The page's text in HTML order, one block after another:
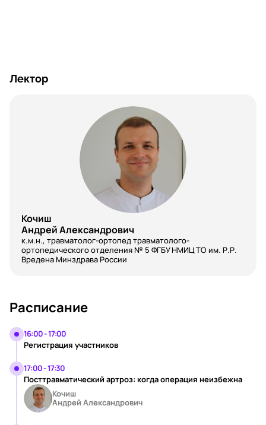
Лектор
Кочиш
Андрей Александрович
к.м.н., травматолог-ортопед травматолого-
ортопедического отделения № 5 ФГБУ НМИЦ ТО им. Р.Р.
Вредена Минздрава России
Расписание
16:00 - 17:00
Регистрация участников
17:00 - 17:30
Посттравматический артроз: когда операция неизбежна
Кочиш
Андрей Александрович